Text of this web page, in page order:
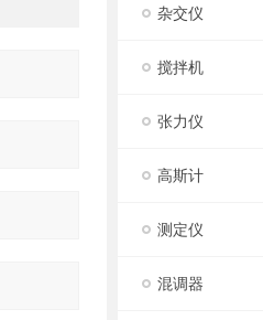
杂交仪
搅拌机
张力仪
高斯计
测定仪
混调器